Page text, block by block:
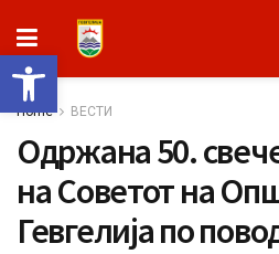
Open toolbar
Home ВЕСТИ
Oдржана 50.
на Советот на
Гевгелија по